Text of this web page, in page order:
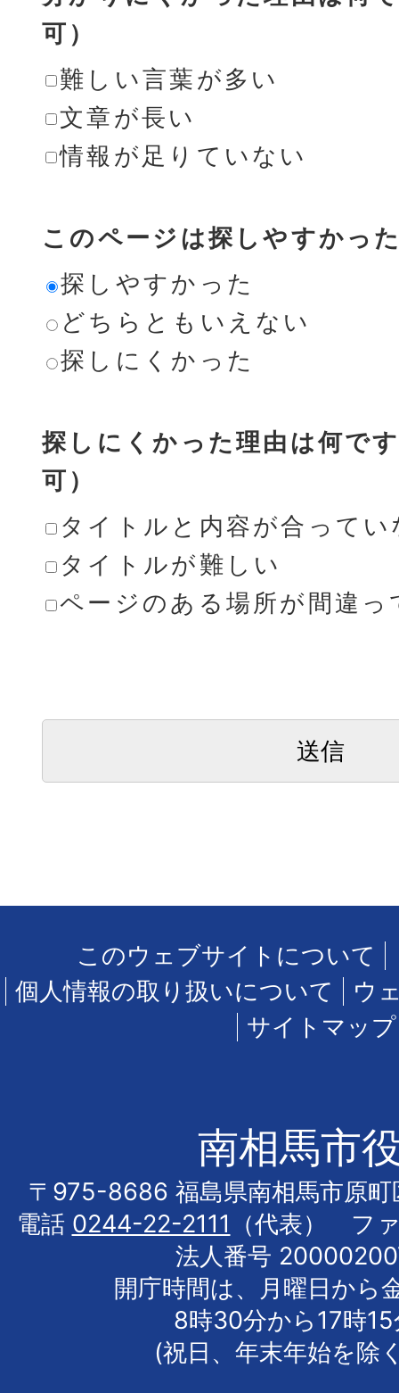
可）
難しい言葉が多い
文章が長い
情報が足りていない
このページは探しやすかっ
探しやすかった
どちらともいえない
探しにくかった
探しにくかった理由は何で
可）
タイトルと内容が合ってい
タイトルが難しい
ページのある場所が間違っ
このウェブサイトについて
個人情報の取り扱いについて
ウ
サイトマップ
南相馬市
〒975-8686 福島県南相馬市原町
電話 0244-22-2111
（代表） フ
法人番号
開庁時間は、月曜日から
8時30分から17時
(祝日、年末年始を除